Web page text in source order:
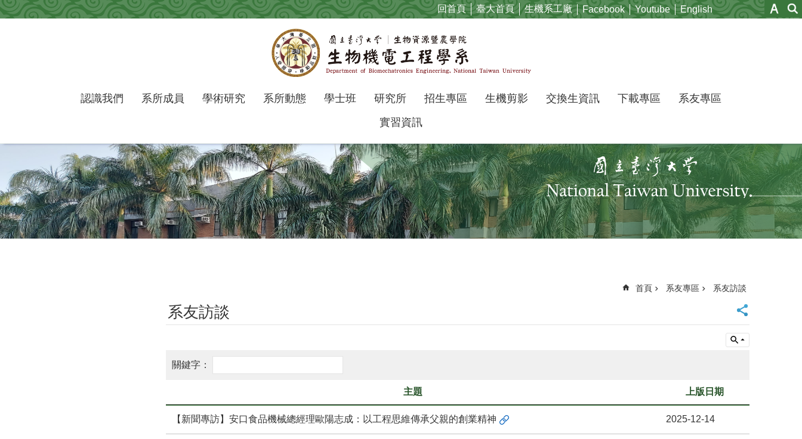
跳到主要內容區塊 回首頁 臺大首頁 生機系工廠 Facebook Youtube English
認識我們 系所成員 學術研究 系所動態 學士班 研究所 招生專區 生機剪影 交換生資訊 下載專區
系友專區
實習資訊
首頁 系友專區 系友訪談
系友訪談
主題 上版日期
【新聞專訪】安口食品機械總經理歐陽志成：以工程思維傳承父親的創業精神 2025-12-14